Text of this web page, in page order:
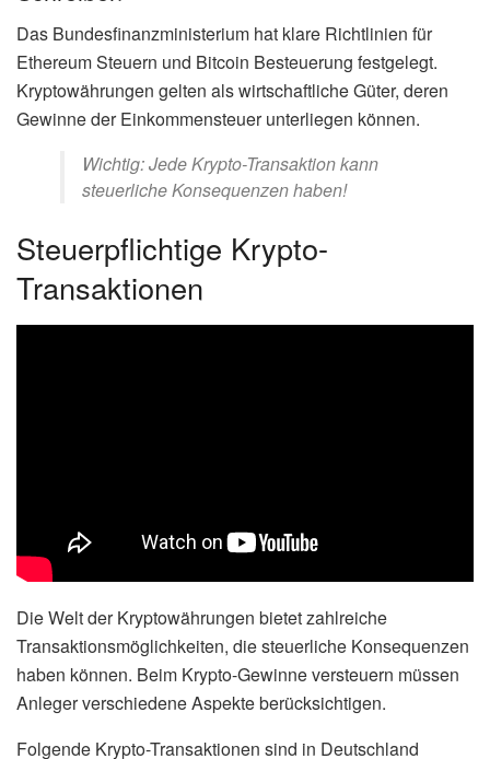
Das Bundesfinanzministerium hat klare Richtlinien für
Ethereum Steuern und Bitcoin Besteuerung festgelegt.
Kryptowährungen gelten als wirtschaftliche Güter, deren
Gewinne der Einkommensteuer unterliegen können.
Wichtig: Jede Krypto-Transaktion kann
steuerliche Konsequenzen haben!
Steuerpflichtige Krypto-
Transaktionen
Die Welt der Kryptowährungen bietet zahlreiche
Transaktionsmöglichkeiten, die steuerliche Konsequenzen
haben können. Beim Krypto-Gewinne versteuern müssen
Anleger verschiedene Aspekte berücksichtigen.
Folgende Krypto-Transaktionen sind in Deutschland